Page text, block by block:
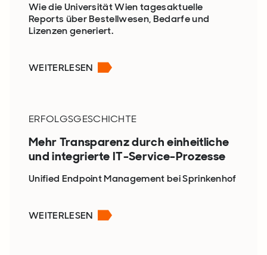
Wie die Universität Wien tagesaktuelle
Reports über Bestellwesen, Bedarfe und
Lizenzen generiert.
WEITERLESEN
ERFOLGSGESCHICHTE
Mehr Transparenz durch einheitliche
und integrierte IT-Service-Prozesse
Unified Endpoint Management bei Sprinkenhof
WEITERLESEN